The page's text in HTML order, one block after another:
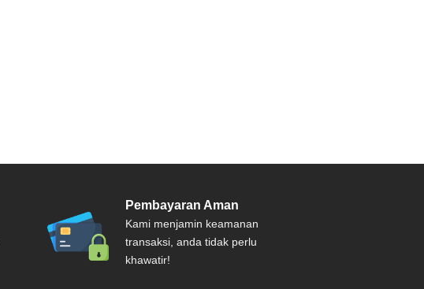
Pembayaran Aman
Kami menjamin keamanan
transaksi, anda tidak perlu
khawatir!